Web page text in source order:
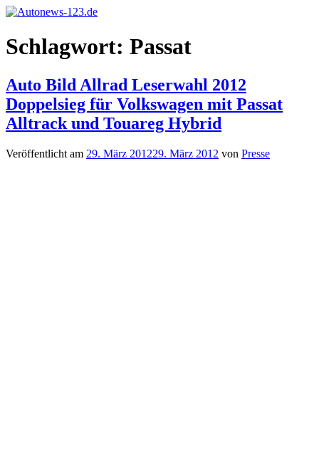
Zum
springen
Autonews-
123.de
Autonews
mit
Schlagwort: Passat
Auto Bild Allrad Leserwahl 2012
Doppelsieg für Volkswagen mit Passat
Alltrack und Touareg Hybrid
Veröffentlicht am 29. März 201229. März 2012 von Presse